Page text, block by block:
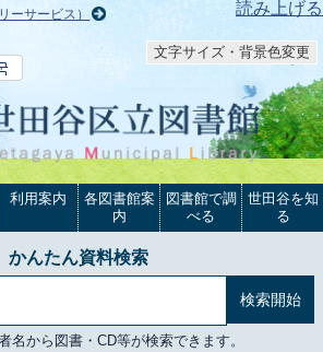
読み上げる
ーサービス）
文字サイズ・背景色変更
利用案内
各図書館案
内
図書館で調
べる
世田谷を知
る
かんたん資料検索
名から図書・CD等が検索できます。